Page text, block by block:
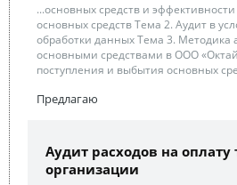
...основных средств и
основных средств Тема 2. Аудит в
обработки данных Тема 3. Методика
основными средствами в ООО
поступления и выбытия основных
Предлагаю
Аудит расходов на оплату
организации